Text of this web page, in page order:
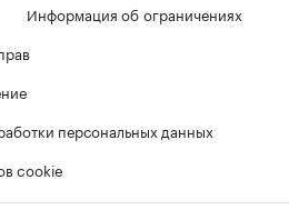
Информация об ограничениях
персональных данных
cookie